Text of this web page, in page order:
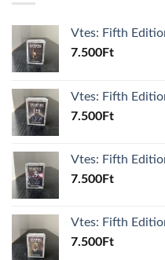
Vtes: Fifth
7.500Ft
Vtes: Fifth
7.500Ft
Vtes: Fifth
7.500Ft
Vtes: Fifth
7.500Ft